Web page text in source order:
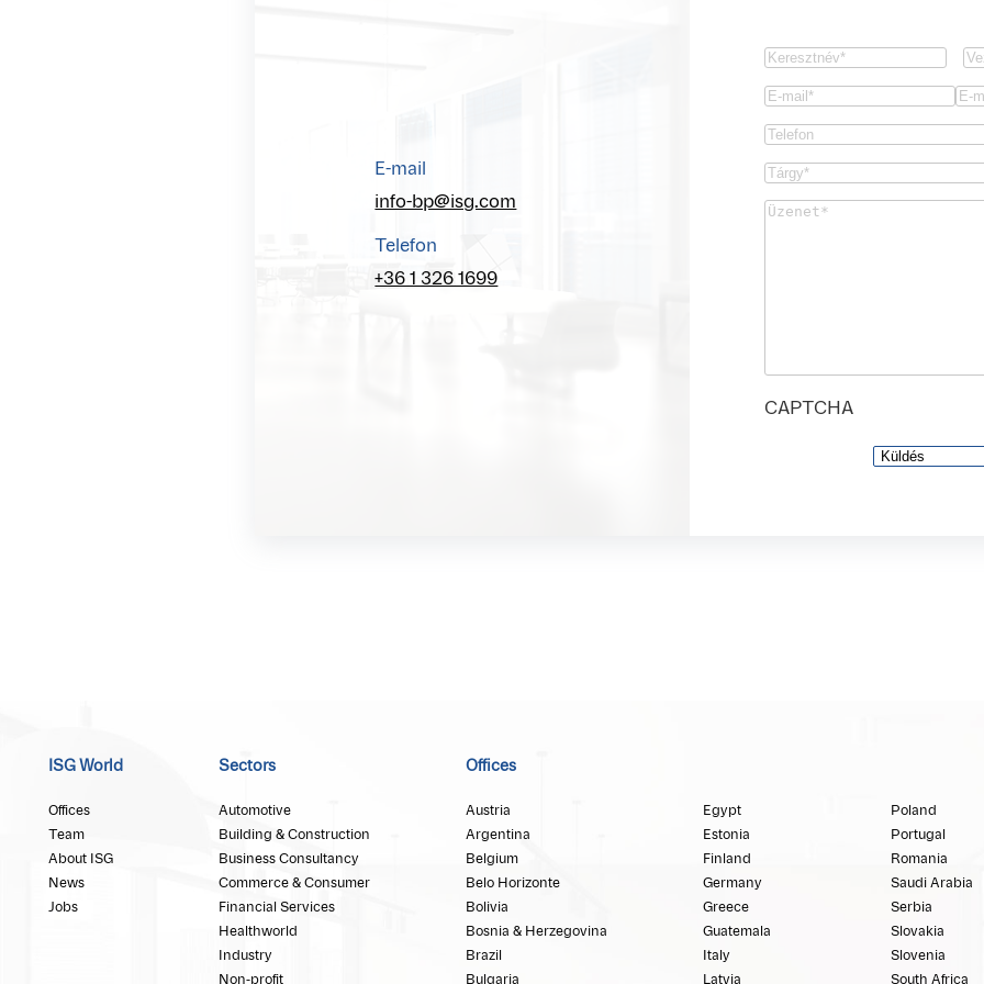
E-mail
info-bp@isg.com
Telefon
+36 1 326 1699
Vorname(Kötelező)
Email(Kötelező)
Phone
Untitled
Untitled
CAPTCHA
ISG World
Offices
Team
About ISG
News
Jobs
Sectors
Automotive
Building & Construction
Business Consultancy
Commerce & Consumer
Financial Services
Healthworld
Industry
Non-profit
Offices
Austria
Argentina
Belgium
Belo Horizonte
Bolivia
Bosnia & Herzegovina
Brazil
Bulgaria
Egypt
Estonia
Finland
Germany
Greece
Guatemala
Italy
Latvia
Poland
Portugal
Romania
Saudi Arabia
Serbia
Slovakia
Slovenia
South Africa